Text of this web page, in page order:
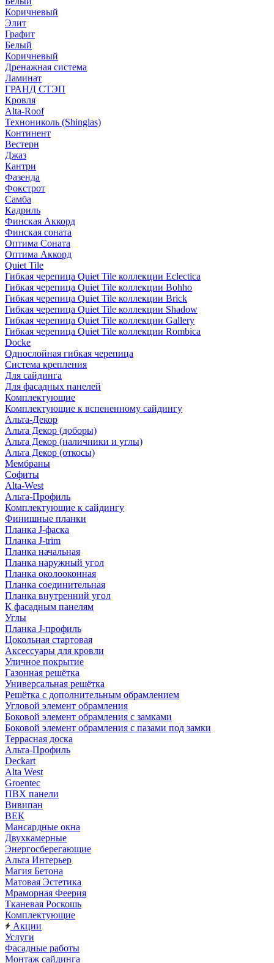
Коричневый
Элит
Графит
Белый
Коричневый
Дренажная система
Ламинат
ГРАНД СТЭП
Кровля
Alta-Roof
Технониколь (Shinglas)
Континент
Вестерн
Джаз
Кантри
Фазенда
Фокстрот
Самба
Кадриль
Финская Аккорд
Финская соната
Оптима Соната
Оптима Аккорд
Quiet Tile
Гибкая черепица Quiet Tile коллекции Eclectica
Гибкая черепица Quiet Tile коллекции Bohho
Гибкая черепица Quiet Tile коллекции Brick
Гибкая черепица Quiet Tile коллекции Shadow
Гибкая черепица Quiet Tile коллекции Gallery
Гибкая черепица Quiet Tile коллекции Rombica
Docke
Однослойная гибкая черепица
Система крепления
Для сайдинга
Для фасадных панелей
Комплектующие
Комплектующие к вспененному сайдингу
Альта-Декор
Альта Декор (доборы)
Альта Декор (наличники и углы)
Альта Декор (откосы)
Мембраны
Софиты
Alta-West
Альта-Профиль
Комплектующие к сайдингу
Финишные планки
Планка J-фаска
Планка J-trim
Планка начальная
Планка наружный угол
Планка околооконная
Планка соединительная
Планка внутренний угол
К фасадным панелям
Углы
Планка J-профиль
Цокольная стартовая
Аксессуары для кровли
Уличное покрытие
Газонная решётка
Универсальная решётка
Решётка с дополнительным обрамлением
Угловой элемент обрамления
Боковой элемент обрамления с замками
Боковой элемент обрамления с пазами под замки
Террасная доска
Альта-Профиль
Deckart
Alta West
Groentec
ПВХ панели
Вивипан
ВЕК
Мансардные окна
Двухкамерные
Энергосберегающие
Альта Интерьер
Магия Бетона
Матовая Эстетика
Мраморная Феерия
Тканевая Роскошь
Комплектующие
Акции
Услуги
Фасадные работы
Монтаж сайдинга